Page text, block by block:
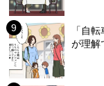
「自
が理解